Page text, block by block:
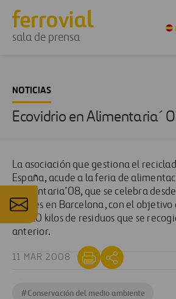
sala de prensa
NOTICIAS
Ecovidrio en Alimentaria´
La asociación que gestiona el
España, acude a la feria de
Alimentaria’08, que se celebra
viernes en Barcelona, con el objetivo
15.010 kilos de residuos que se
anterior.
11 MAR 2008
#Conservación del medio ambiente